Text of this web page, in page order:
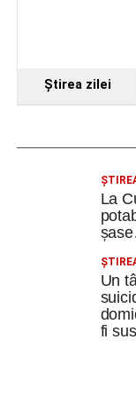
Ştirea zilei
La
Un
fi